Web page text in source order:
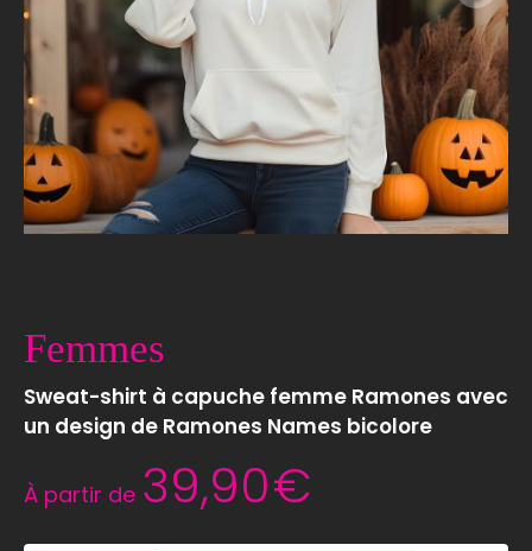
Femmes
Sweat-shirt à capuche femme Ramones avec
un design de Ramones Names bicolore
À partir de 39,90€